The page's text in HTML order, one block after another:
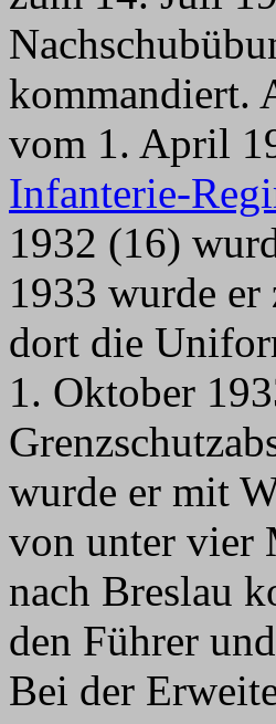
kommandiert.
vom 1. April
Infanterie-
1932 (16)
1933 wurde
dort die
1. Oktober
wurde er mit
von unter vier
nach Breslau
den Führer
Bei der